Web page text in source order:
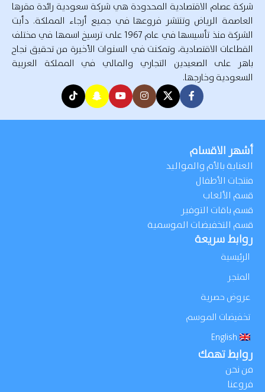
شركة عصام الاقتصادية المحدودة هي شركة سعودية رائدة مقرها
العاصمة الرياض وتنتشر فروعها في جميع أرجاء المملكة. دأبت
الشركة منذ تأسيسها في عام 1967 على ترسيخ اسمها في مختلف
القطاعات الاقتصادية، وتمكنت في السنوات الأخيرة من تحقيق نجاح
باهر على الصعيدين التجاري والمالي في المملكة العربية
السعودية وخارجها.
أشهر الاقسام
العناية بالأم والمواليد
منتجات الأطفال
قسم الألعاب
قسم باقات التوفير
قسم التخفيضات الموسمية
روابط سريعة
الرئيسية
المتجر
عروض حصرية
تخفيضات الموسم
English
روابط تهمك
من نحن
فروعنا